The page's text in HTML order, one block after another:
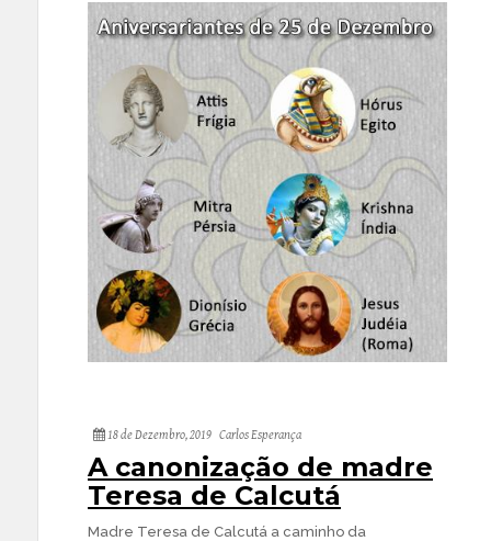
18 de Dezembro, 2019 Carlos Esperança
A canonização de madre
Teresa de Calcutá
Madre Teresa de Calcutá a caminho da